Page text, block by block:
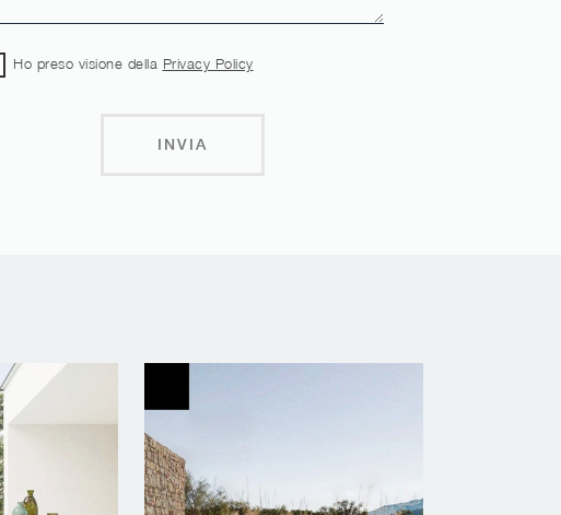
Ho preso visione della Privacy Policy
INVIA